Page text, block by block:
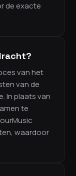
de exacte
van het
van de
In plaats van
te
waardoor